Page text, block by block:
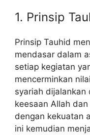
1. Prinsip
Prinsip Tauhid
mendasar dalam
setiap kegiatan
mencerminkan
syariah dijalankan
keesaan Allah
dengan kekuatan
ini kemudian